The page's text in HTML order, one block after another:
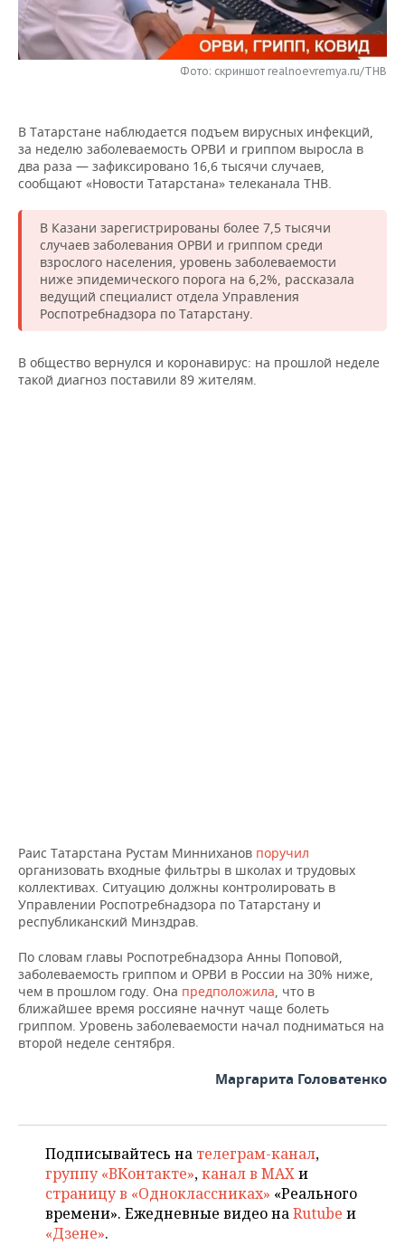
НЕФТЕХИМИЯ
НЕФТЬ
ЭНЕРГЕТИКА
РОЗНИЧНАЯ ТОРГОВЛЯ
НОВОСТИ ТЕХНОЛОГИЙ
ТЕЛЕКОММУНИКАЦИИ
МЕРОПРИЯТИЯ
НОВОСТИ МЕРОПРИЯТИЙ
БИЗНЕС-БРАНЧИ
ОТКРЫТАЯ ЛЕКЦИЯ
ФУТБОЛ
БАСКЕТБОЛ
ВОЛЕЙБОЛ
КИБЕРСПОРТ
ФИГУРНОЕ КАТАНИЕ
НОВОСТИ ОБЩЕСТВА
ИНФРАСТРУКТУРА
ИСТОРИЯ
КУЛЬТУРА
МЕДИЦИНА
ФОТОГАЛЕРЕЯ
СПРАВОЧНИК
СПИСОК ПЕРСОН
СПИСОК КОМПАНИЙ
ПОЛНАЯ ВЕРСИЯ
Фото: скриншот realnoevremya.ru/ТНВ
В Татарстане наблюдается подъем вирусных инфекций,
за неделю заболеваемость ОРВИ и гриппом выросла в
два раза — зафиксировано 16,6 тысячи случаев,
сообщают «Новости Татарстана» телеканала ТНВ.
В Казани зарегистрированы более 7,5 тысячи
случаев заболевания ОРВИ и гриппом среди
взрослого населения, уровень заболеваемости
ниже эпидемического порога на 6,2%, рассказала
ведущий специалист отдела Управления
Роспотребнадзора по Татарстану.
В общество вернулся и коронавирус: на прошлой неделе
такой диагноз поставили 89 жителям.
Раис Татарстана Рустам Минниханов поручил
организовать входные фильтры в школах и трудовых
коллективах. Ситуацию должны контролировать в
Управлении Роспотребнадзора по Татарстану и
республиканский Минздрав.
По словам главы Роспотребнадзора Анны Поповой,
заболеваемость гриппом и ОРВИ в России на 30% ниже,
чем в прошлом году. Она предположила, что в
ближайшее время россияне начнут чаще болеть
гриппом. Уровень заболеваемости начал подниматься на
второй неделе сентября.
Маргарита Головатенко
Подписывайтесь на телеграм-канал,
группу «ВКонтакте»,канал в MAXи
страницу в «Одноклассниках» «Реального
времени». Ежедневные видео наRutube и
«Дзене».